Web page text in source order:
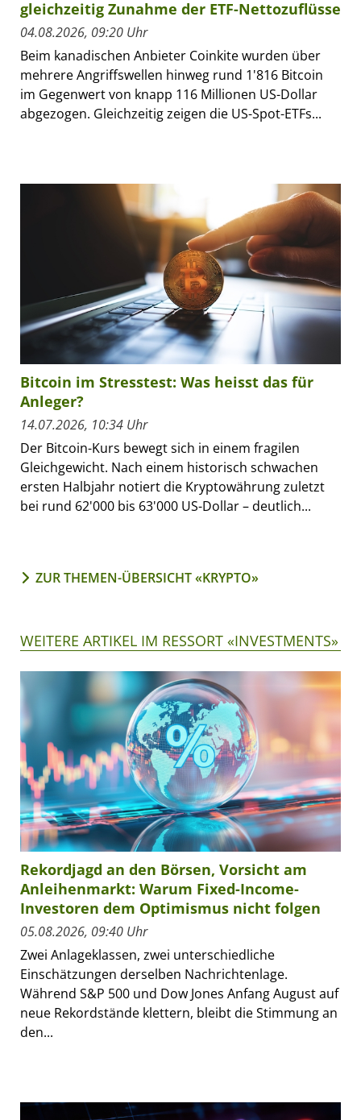
gleichzeitig Zunahme der ETF-Nettozuflüsse
04.08.2026, 09:20 Uhr
Beim kanadischen Anbieter Coinkite wurden über
mehrere Angriffswellen hinweg rund 1'816 Bitcoin
im Gegenwert von knapp 116 Millionen US-Dollar
abgezogen. Gleichzeitig zeigen die US-Spot-ETFs...
Bitcoin im Stresstest: Was heisst das für
Anleger?
14.07.2026, 10:34 Uhr
Der Bitcoin-Kurs bewegt sich in einem fragilen
Gleichgewicht. Nach einem historisch schwachen
ersten Halbjahr notiert die Kryptowährung zuletzt
bei rund 62'000 bis 63'000 US-Dollar – deutlich...
ZUR THEMEN-ÜBERSICHT «KRYPTO»
WEITERE ARTIKEL IM RESSORT «INVESTMENTS»
Rekordjagd an den Börsen, Vorsicht am
Anleihenmarkt: Warum Fixed-Income-
Investoren dem Optimismus nicht folgen
05.08.2026, 09:40 Uhr
Zwei Anlageklassen, zwei unterschiedliche
Einschätzungen derselben Nachrichtenlage.
Während S&P 500 und Dow Jones Anfang August auf
neue Rekordstände klettern, bleibt die Stimmung an
den...